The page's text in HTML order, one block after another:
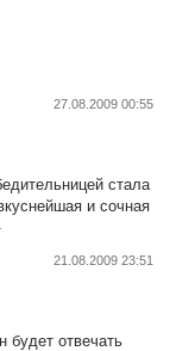
27.08.2009 00:55
стала
и сочная
21.08.2009 23:51
будет отвечать